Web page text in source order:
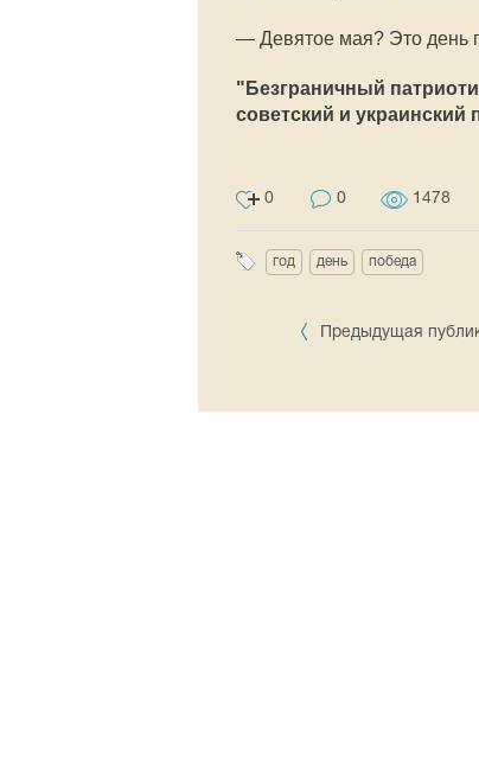
— Девятое мая? Это день
"Безграничный
советский и украинский
0 0 1478
год день победа
Предыдущая